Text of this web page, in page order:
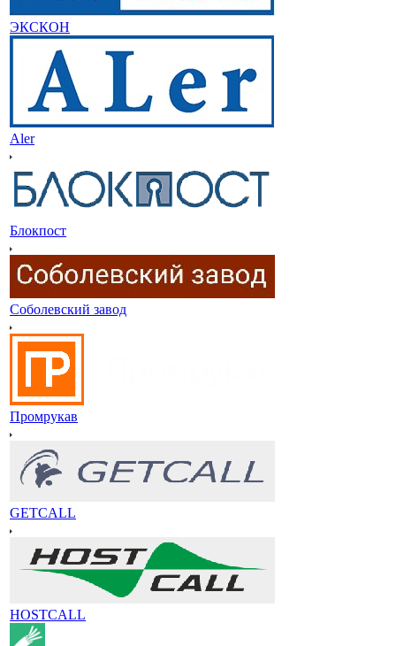
ЭКСКОН
Aler
Блокпост
Соболевский завод
Промрукав
GETCALL
HOSTCALL